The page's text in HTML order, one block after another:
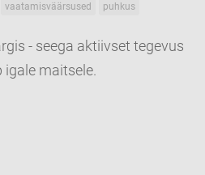
vaatamisväärsused puhkus
- seega aktiivset tegevus
maitsele.